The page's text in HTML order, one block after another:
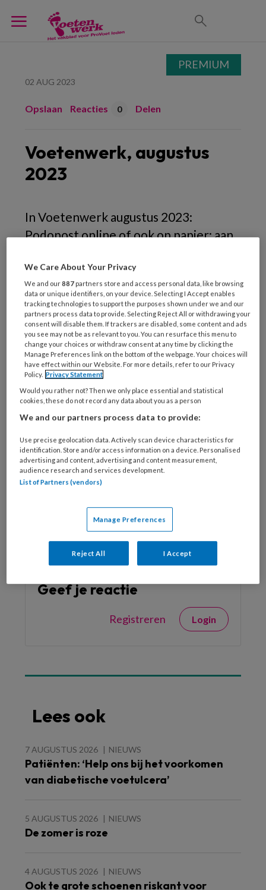
02 AUG 2023
Opslaan Reacties 0 Delen
Voetenwerk, augustus
2023
In Voetenwerk augustus 2023:
Podopost online of ook op papier: aan
Wet elektronische
gegevensuitwisseling, Beveiliging
digitale gegevens, ProVoet-
regiodagen, Vrije tijd: wat doe jij?
Bekijk de mogelijkheden
Al abonnee?Log dan in
PREMIUM
Reageer op dit artikel Deel dit artikel
Geef je reactie
Registreren Login
Lees ook
7 AUGUSTUS 2026 NIEUWS
Patiënten: ‘Help ons bij het voorkomen
van diabetische voetulcera’
5 AUGUSTUS 2026 NIEUWS
De zomer is roze
4 AUGUSTUS 2026 NIEUWS
Ook te grote schoenen riskant voor
We Care About Your Privacy
We and our887 partners store and access personal data, like browsing
data or unique identifiers, on your device. Selecting I Accept enables
tracking technologies to support the purposes shown under we and our
partners process data to provide. Selecting Reject All or withdrawing your
consent will disable them. If trackers are disabled, some content and ads
you see may not be as relevant to you. You can resurface this menu to
change your choices or withdraw consent at any time by clicking the
Manage Preferences link on the bottom of the webpage. Your choices will
have effect within our Website. For more details, refer to our Privacy
Policy. Privacy Statement
Would you rather not? Then we only place essential and statistical
cookies, these do not record any data about you as a person
We and our partners process data to provide:
Use precise geolocation data. Actively scan device characteristics for
identification. Store and/or access information on a device. Personalised
advertising and content, advertising and content measurement,
audience research and services development.
List of Partners (vendors)
Manage Preferences
Reject All I Accept